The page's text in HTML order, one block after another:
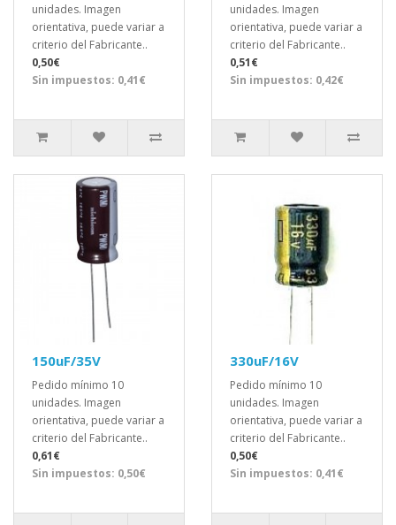
unidades. Imagen
orientativa, puede variar a
criterio del Fabricante..
0,50€
Sin impuestos: 0,41€
unidades. Imagen
orientativa, puede variar a
criterio del Fabricante..
0,51€
Sin impuestos: 0,42€
150uF/35V
Pedido mínimo 10
unidades. Imagen
orientativa, puede variar a
criterio del Fabricante..
0,61€
Sin impuestos: 0,50€
330uF/16V
Pedido mínimo 10
unidades. Imagen
orientativa, puede variar a
criterio del Fabricante..
0,50€
Sin impuestos: 0,41€